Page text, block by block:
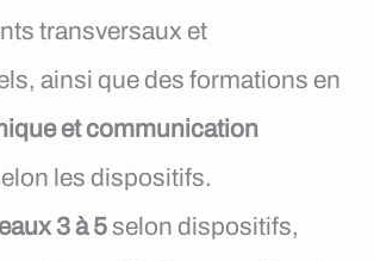
transversaux et
ainsi que des formations en
et communication
les dispositifs.
3 à 5selon dispositifs,